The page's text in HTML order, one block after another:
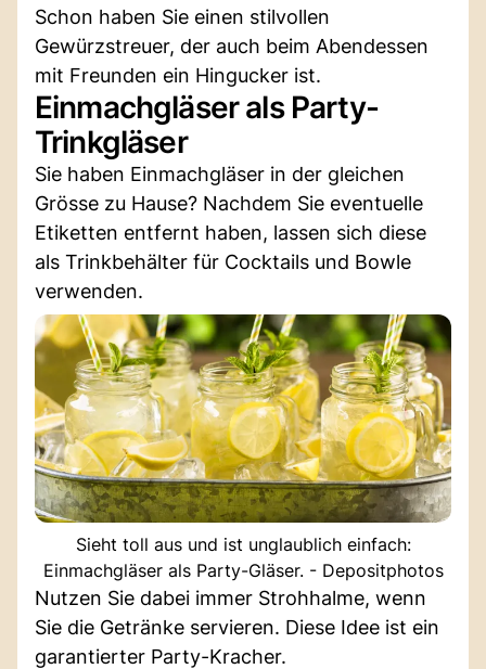
Schon haben Sie einen stilvollen
Gewürzstreuer, der auch beim Abendessen
mit Freunden ein Hingucker ist.
Einmachgläser als Party-
Trinkgläser
Sie haben Einmachgläser in der gleichen
Grösse zu Hause? Nachdem Sie eventuelle
Etiketten entfernt haben, lassen sich diese
als Trinkbehälter für Cocktails und Bowle
verwenden.
Sieht toll aus und ist unglaublich einfach:
Einmachgläser als Party-Gläser. - Depositphotos
Nutzen Sie dabei immer Strohhalme, wenn
Sie die Getränke servieren. Diese Idee ist ein
garantierter Party-Kracher.